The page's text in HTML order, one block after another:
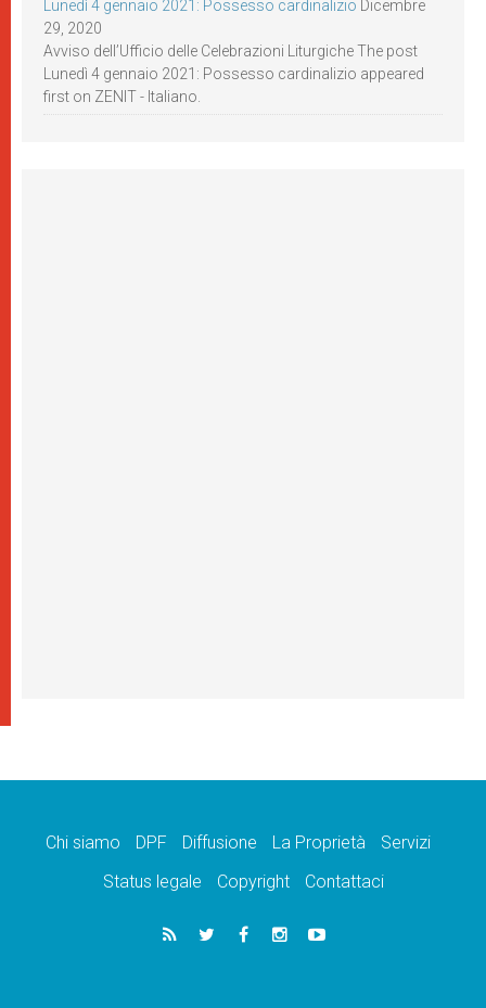
Lunedì 4 gennaio 2021: Possesso cardinalizio Dicembre
29, 2020
Avviso dell’Ufficio delle Celebrazioni Liturgiche The post
Lunedì 4 gennaio 2021: Possesso cardinalizio appeared
first on ZENIT - Italiano.
Chi siamo DPF Diffusione La Proprietà
Servizi
Status legale
Copyright Contattaci